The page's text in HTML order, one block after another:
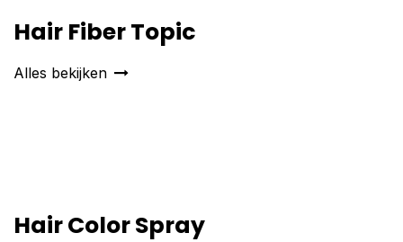
Hair Fiber Topic
Alles bekijken
Hair Color Spray